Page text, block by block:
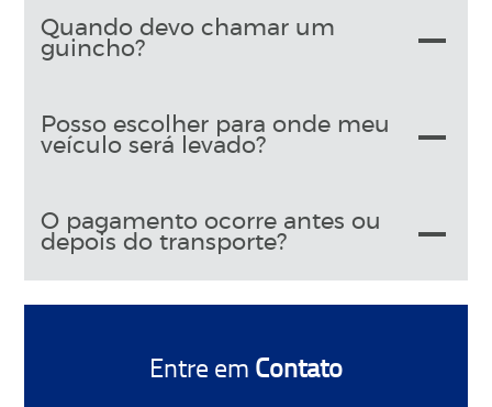
Quando devo chamar um
guincho?
Posso escolher para onde meu
veículo será levado?
O pagamento ocorre antes ou
depois do transporte?
Entre em Contato